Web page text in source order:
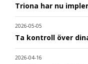
Triona har nu
2026-05-05
Ta kontroll över
2026-04-16